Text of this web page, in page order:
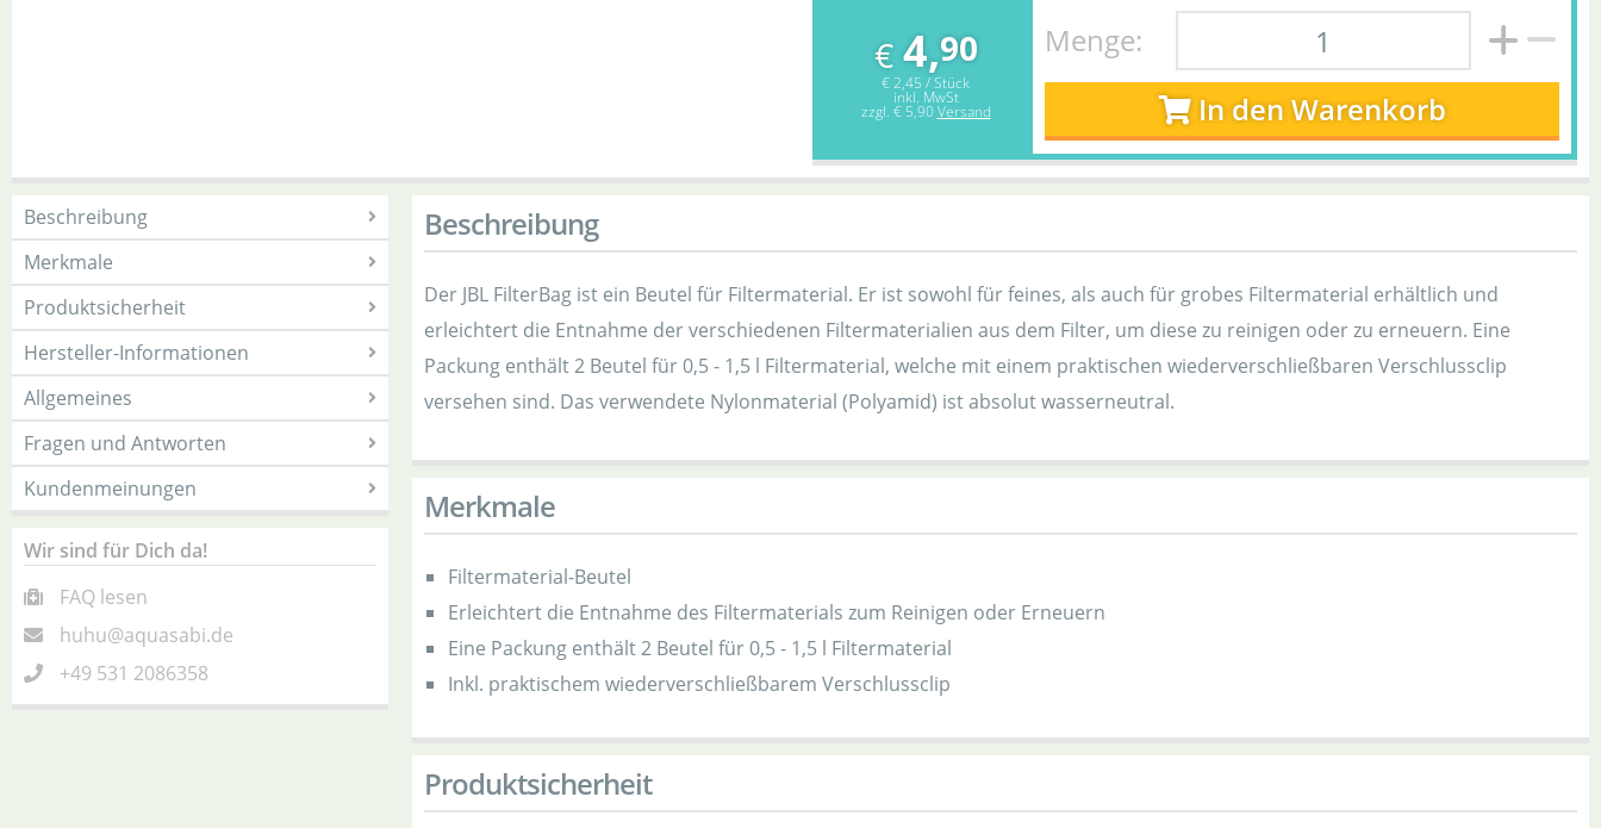
€ 4,90
€ 2,45 / Stück
inkl. MwSt
zzgl. € 5,90 Versand
Menge:
In den Warenkorb
Beschreibung
Merkmale
Produktsicherheit
Hersteller-Informationen
Allgemeines
Fragen und Antworten
Kundenmeinungen
Wir sind für Dich da!
FAQ lesen
huhu@aquasabi.de
+49 531 2086358
Beschreibung
Der JBL FilterBag ist ein Beutel für Filtermaterial. Er ist sowohl für feines, als auch für grobes Filtermaterial erhältlich und
erleichtert die Entnahme der verschiedenen Filtermaterialien aus dem Filter, um diese zu reinigen oder zu erneuern. Eine
Packung enthält 2 Beutel für 0,5 - 1,5 l Filtermaterial, welche mit einem praktischen wiederverschließbaren Verschlussclip
versehen sind. Das verwendete Nylonmaterial (Polyamid) ist absolut wasserneutral.
Merkmale
Filtermaterial-Beutel
Erleichtert die Entnahme des Filtermaterials zum Reinigen oder Erneuern
Eine Packung enthält 2 Beutel für 0,5 - 1,5 l Filtermaterial
Inkl. praktischem wiederverschließbarem Verschlussclip
Produktsicherheit